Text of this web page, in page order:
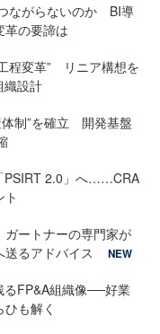
ながらないのか BI導
の要諦は
程変革” リニア構想を
織設計
体制”を確立 開発基盤
PSIRT 2.0」へ……CRA
ートナーの専門家が
るアドバイス
NEW
るFP&A組織像──好業
も解く